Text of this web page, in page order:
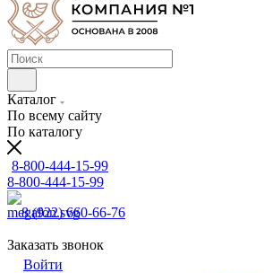
Каталог
По всему сайту
По каталогу
8-800-444-15-99
8-800-444-15-99
8 (922) 660-66-76
Заказать звонок
Войти